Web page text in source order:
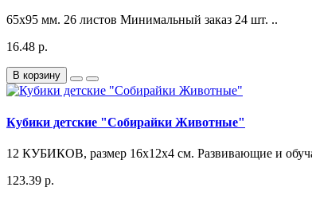
65x95 мм. 26 листов Минимальный заказ 24 шт. ..
16.48 р.
В корзину
Кубики детские "Собирайки Животные"
12 КУБИКОВ, размер 16х12х4 см. Развивающие и
123.39 р.